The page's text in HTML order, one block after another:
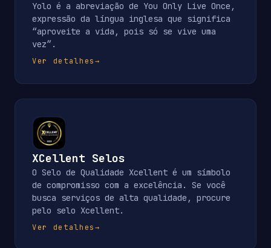
Yolo é a abreviação de You Only Live Once,
expressão da língua inglesa que significa
“aproveite a vida, pois só se vive uma
vez”.
Ver detalhes→
XCellent Selos
O Selo de Qualidade Xcellent é um símbolo
de compromisso com a excelência. Se você
busca serviços de alta qualidade, procure
pelo selo Xcellent.
Ver detalhes→